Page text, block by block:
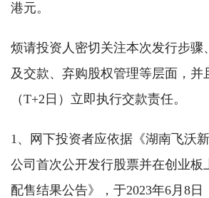
港元。
烦请投资人密切关注本次发行步骤
及交款、弃购股权管理等层面，并
（T+2日）立即执行交款责任。
1、网下投资者应依据《湖南飞沃
公司首次公开发行股票并在创业板
配售结果公告》，于2023年6月8日